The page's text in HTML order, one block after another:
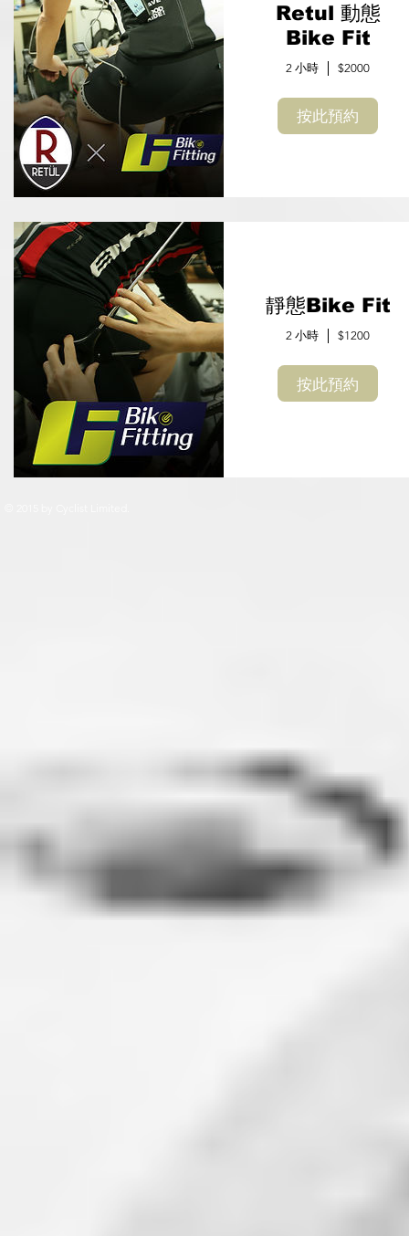
Retul 動態
Bike Fit
2 小時 $2000
按此預約
靜態Bike Fit
2 小時 $1200
按此預約